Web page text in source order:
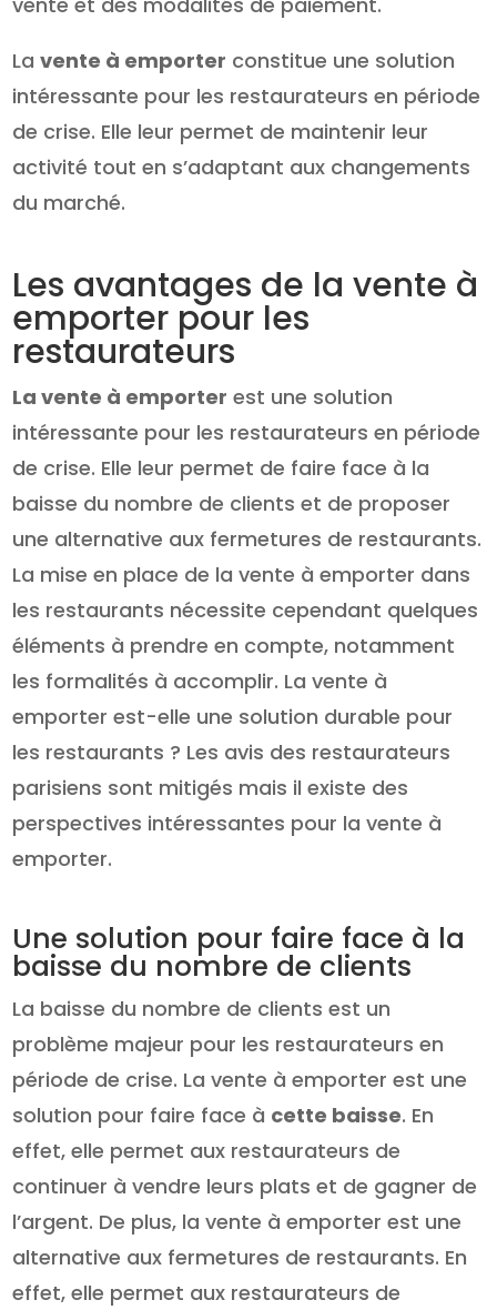
Lavente à emporter constitue une solution
intéressante pour les restaurateurs en période
de crise. Elle leur permet de maintenir leur
activité tout en s’adaptant aux changements
du marché.
Les avantages de la vente à
emporter pour les
restaurateurs
La vente à emporter est une solution
intéressante pour les restaurateurs en période
de crise. Elle leur permet de faire face à la
baisse du nombre de clients et de proposer
une alternative aux fermetures de restaurants.
La mise en place de la vente à emporter dans
les restaurants nécessite cependant quelques
éléments à prendre en compte, notamment
les formalités à accomplir. La vente à
emporter est-elle une solution durable pour
les restaurants ? Les avis des restaurateurs
parisiens sont mitigés mais il existe des
perspectives intéressantes pour la vente à
emporter.
Une solution pour faire face à la
baisse du nombre de clients
La baisse du nombre de clients est un
problème majeur pour les restaurateurs en
période de crise. La vente à emporter est une
solution pour faire face à cette baisse. En
effet, elle permet aux restaurateurs de
continuer à vendre leurs plats et de gagner de
l’argent. De plus, la vente à emporter est une
alternative aux fermetures de restaurants. En
effet, elle permet aux restaurateurs de